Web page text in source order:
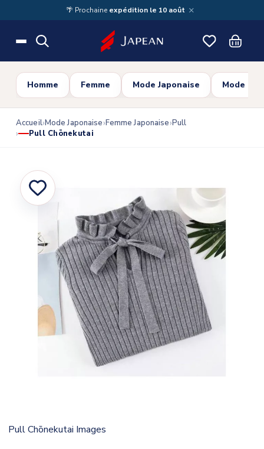
Skip to main content🌴 Prochaine expédition le 10 août ×
Homme Femme Mode Japonaise Mode
Accueil Mode Japonaise Femme Japonaise Pull
Pull Chōnekutai
Pull Chōnekutai Images